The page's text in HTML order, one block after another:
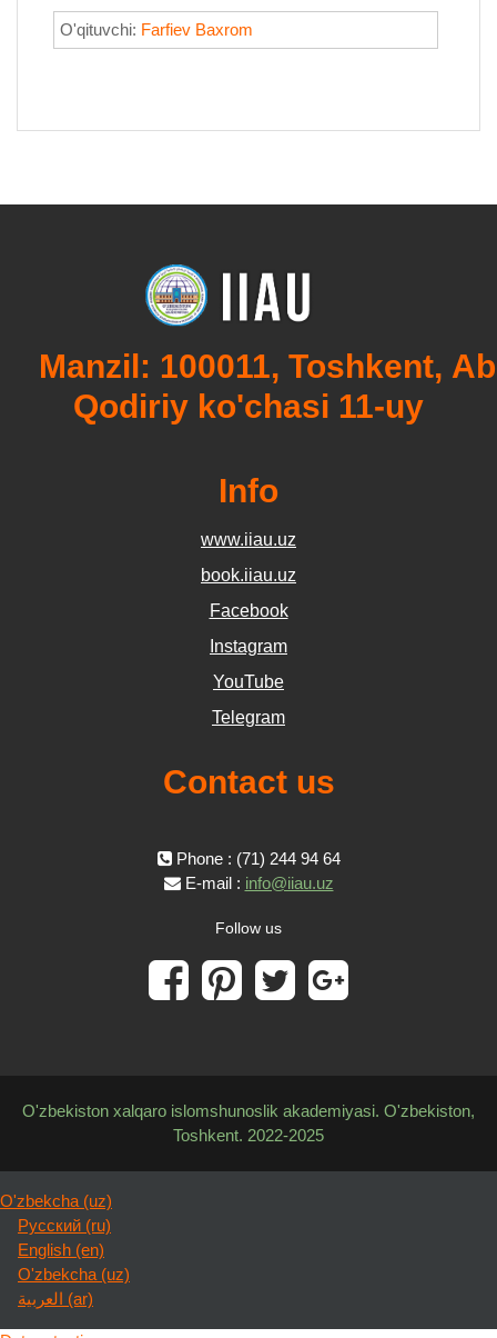
O'qituvchi: Farfiev Baxrom
Manzil: 100011, Toshkent,
Qodiriy ko'chasi 11-uy
Info
www.iiau.uz
book.iiau.uz
Facebook
Instagram
YouTube
Telegram
Contact us
Phone : (71) 244 94 64
E-mail : info@iiau.uz
Follow us
O'zbekiston xalqaro islomshunoslik akademiyasi. O'zbekiston,
Toshkent. 2022-2025
O'zbekcha ‎(uz)‎
Русский ‎(ru)‎
English ‎(en)‎
O'zbekcha ‎(uz)‎
العربية ‎(ar)‎